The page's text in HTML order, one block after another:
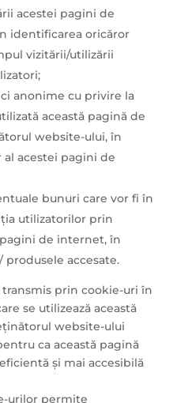
acestei pagini de
identificarea oricăror
vizitării/utilizării
anonime cu privire la
această pagină de
website-ului, în
acestei pagini de
bunuri care vor fi în
utilizatorilor prin
de internet, în
accesate.
prin cookie-uri în
se utilizează această
website-ului
ca această pagină
și mai accesibilă
urilor permite